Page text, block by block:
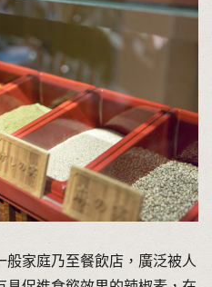
家庭乃至餐飲店，廣泛被人